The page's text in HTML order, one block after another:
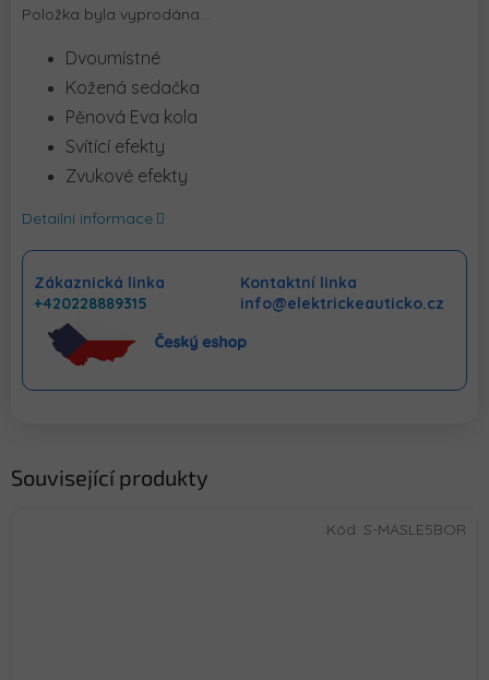
Položka byla vyprodána…
Dvoumístné
Kožená sedačka
Pěnová Eva kola
Svítící efekty
Zvukové efekty
Detailní informace
Zákaznická linka
+420228889315
Kontaktní linka
info@elektrickeauticko.cz
Související produkty
Kód: S-MASLE5BOR